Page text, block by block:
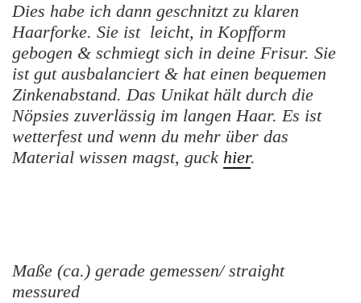
Dies habe ich dann geschnitzt zu klaren
Haarforke. Sie ist leicht, in Kopfform
gebogen & schmiegt sich in deine Frisur. Sie
ist gut ausbalanciert & hat einen bequemen
Zinkenabstand. Das Unikat hält durch die
Nöpsies zuverlässig im langen Haar. Es ist
wetterfest und wenn du mehr über das
Material wissen magst, guck hier.
Maße (ca.) gerade gemessen/ straight
messured